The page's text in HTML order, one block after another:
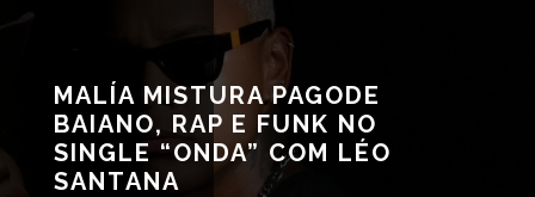
MALÍA MISTURA PAGODE
BAIANO, RAP E FUNK NO
SINGLE “ONDA” COM LÉO
SANTANA